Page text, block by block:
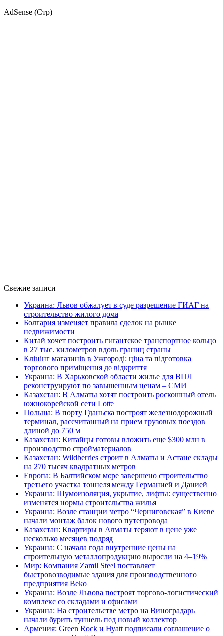
AdSense (Стр)
Свежие записи
Украина: Львов обжалует в суде разрешение ГИАГ на
строительство жилого дома
Болгария изменяет правила сделок на рынке
недвижимости
Китай хочет построить гигантское транспортное кольцо
в 27 тыс. километров вдоль границ страны
Клінінг магазинів в Ужгороді: ціна та підготовка
торгового приміщення до відкриття
Украина: В Харьковской области жилье для ВПЛ
реконструируют по завышенным ценам – СМИ
Казахстан: В Алматы хотят построить роскошный отель
южнокорейской сети Lotte
Польша: В порту Гданьска построят железнодорожный
терминал, рассчитанный на прием грузовых поездов
длиной до 750 м
Казахстан: Китайцы готовы вложить еще $300 млн в
производство стройматериалов
Казахстан: Wildberries строит в Алматы и Астане склады
на 270 тысяч квадратных метров
Европа: В Балтийском море завершено строительство
третьего участка тоннеля между Германией и Данией
Украина: Шумоизоляция, укрытие, лифты: существенно
изменятся нормы строительства жилья
Украина: Возле станции метро “Черниговская” в Киеве
начали монтаж балок нового путепровода
Казахстан: Квартиры в Алматы теряют в цене уже
несколько месяцев подряд
Украина: С начала года внутренние цены на
строительную металлопродукцию выросли на 4–19%
Мир: Компания Zamil Steel поставляет
быстровозводимые здания для производственного
предприятия Beko
Украина: Возле Львова построят торгово-логистический
комплекс со складами и офисами
Украина: На строительстве метро на Виноградарь
начали бурить туннель под новый коллектор
Армения: Green Rock и Hyatt подписали соглашение о